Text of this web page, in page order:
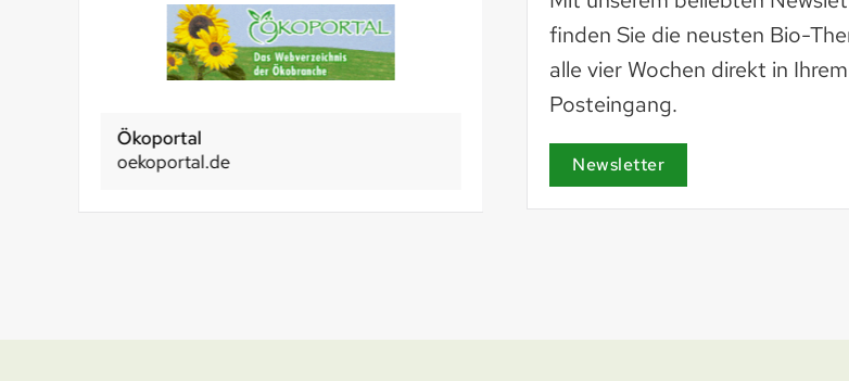
Ökoportal
oekoportal.de
Basel 2030
basel2030.ch
finden Sie die neusten Bio-
alle vier Wochen direkt in Ihrem
Posteingang.
Newsletter